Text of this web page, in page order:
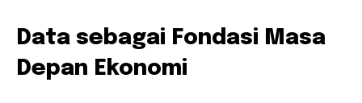
Data sebagai Fondasi Masa
Depan Ekonomi